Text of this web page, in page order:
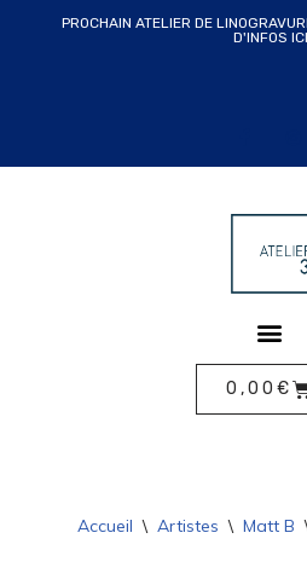
PROCHAIN ATELIER DE
D'INFOS ICI
0,00 €
Accueil \ Artistes \ Matt B